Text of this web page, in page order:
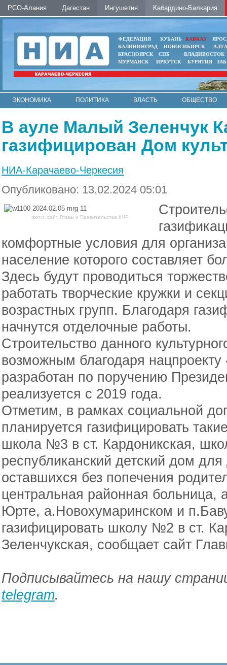
РСО-Алания Дагестан Ингушетия Кабардино-Балкария
ФЕДЕРАЦИЯ КУБАНЬ КАВКАЗ
КАЛИНИНГРАД
НОВОСИБИРСК
КРАСНОЯРСК
СПБ
ВЛАДИВОСТОК
МУРМАНСК
ИРКУТСК БУРЯТИЯ
ЭКОНОМИКА ПОЛИТИКА ВЛАСТЬ
ОБЩЕСТВО
В ауле Малый Зеленчук
газифицирован Дом
НИА-Карачаево-Черкесия
Опубликовано: 13.02.2024 05:01
фото: сайт Главы и Правительства КЧР
комфортные условия для
население которого составляет
Здесь будут проводиться
работать творческие кружки и
возрастных групп. Благодаря
начнутся отделочные работы.
Строительство данного
возможным благодаря нацпроекту
разработан по поручению
реализуется с 2019 года.
Отметим, в рамках социальной
планируется газифицировать
школа №3 в ст. Кардоникская,
республиканский детский дом
оставшихся без попечения
центральная районная
Юрте, а.Новохумаринском и
газифицировать школу №2 в ст.
Зеленчукская, сообщает сайт
Подписывайтесь на нашу
telegram.